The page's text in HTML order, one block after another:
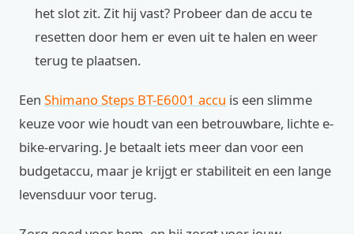
het slot zit. Zit hij vast? Probeer dan de accu te
resetten door hem er even uit te halen en weer
terug te plaatsen.
Een Shimano Steps BT-E6001 accu is een slimme
keuze voor wie houdt van een betrouwbare, lichte e-
bike-ervaring. Je betaalt iets meer dan voor een
budgetaccu, maar je krijgt er stabiliteit en een lange
levensduur voor terug.